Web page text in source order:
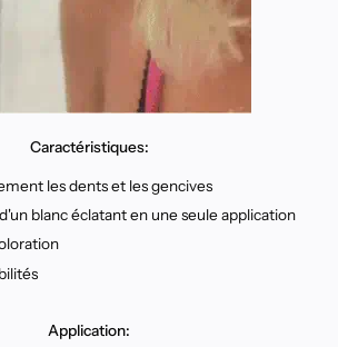
Caractéristiques:
les dents et les gencives
blanc éclatant en une seule application
Application: